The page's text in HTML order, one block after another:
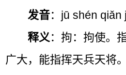
发音：jū shén qiǎn
释义 ：拘：拘使。
广大，能指挥天兵天将。